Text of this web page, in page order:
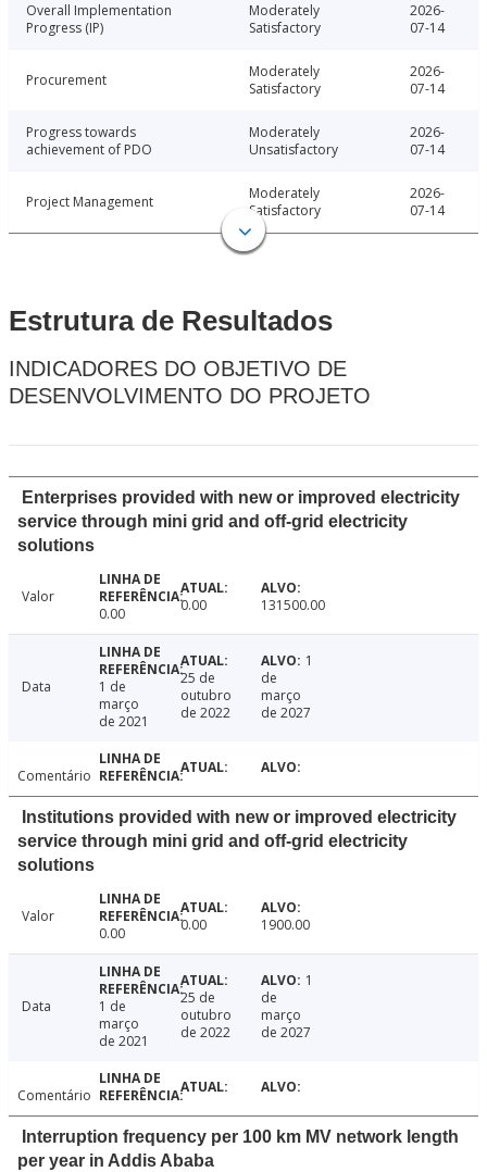
Overall Implementation
Progress (IP)
Moderately
Satisfactory
2026-
07-14
Procurement
Moderately
Satisfactory
2026-
07-14
Progress towards
achievement of PDO
Moderately
Unsatisfactory
2026-
07-14
Project Management
Moderately
Satisfactory
2026-
07-14
Estrutura de Resultados
INDICADORES DO OBJETIVO DE
DESENVOLVIMENTO DO PROJETO
Enterprises provided with new or improved electricity
service through mini grid and off-grid electricity
solutions
Valor
0.00
0.00 131500.00
Data
1 de
março
de 2021
25 de
outubro
de 2022
1
de
março
de 2027
Comentário
Institutions provided with new or improved electricity
service through mini grid and off-grid electricity
solutions
Valor
0.00
0.00 1900.00
Data
1 de
março
de 2021
25 de
outubro
de 2022
1
de
março
de 2027
Comentário
Interruption frequency per 100 km MV network length
per year in Addis Ababa